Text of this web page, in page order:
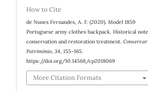
How to Cite
de Nunes Fernandes, A. F. (2020). Model 1859
Portuguese army clothes backpack. Historical note,
conservation and restoration treatment.Conservar
Património ,34 , 155–165.
https://doi.org/10.14568/cp2018069
More Citation Formats